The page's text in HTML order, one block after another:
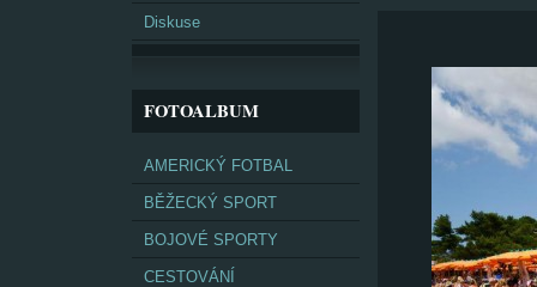
Diskuse
FOTOALBUM
AMERICKÝ FOTBAL
BĚŽECKÝ SPORT
BOJOVÉ SPORTY
CESTOVÁNÍ